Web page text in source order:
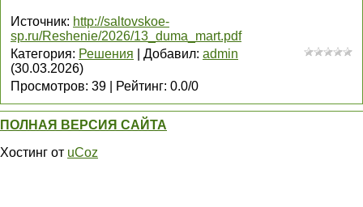
Источник: http://saltovskoe-
sp.ru/Reshenie/2026/13_duma_mart.pdf
Категория: Решения Добавил: admin
(30.03.2026)
Просмотров: 39 Рейтинг: 0.0/0
ПОЛНАЯ ВЕРСИЯ САЙТА
Хостинг от uCoz